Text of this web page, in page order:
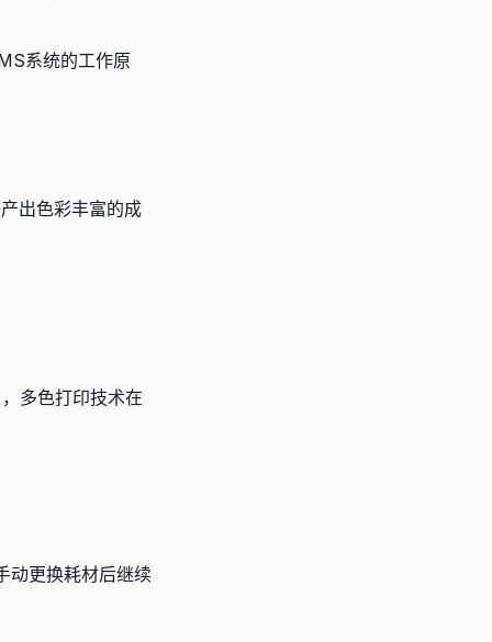
系统的工作原
出色彩丰富的成
多色打印技术在
动更换耗材后继续